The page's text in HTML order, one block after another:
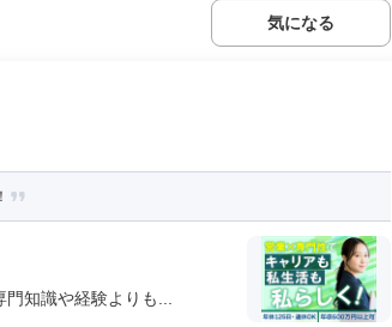
気になる
知識や経験よりも...